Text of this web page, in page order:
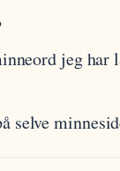
jeg har
selve